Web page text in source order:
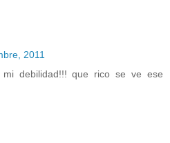
2011
debilidad!!! que rico se ve ese